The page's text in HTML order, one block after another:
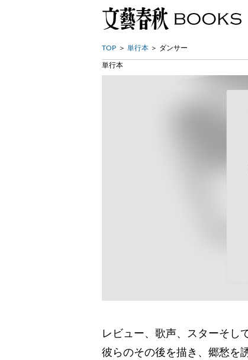
TOP 単行本 ダンサー
単行本
レビュー、歌声、スターそし
彼らのその後を描き、郷愁を